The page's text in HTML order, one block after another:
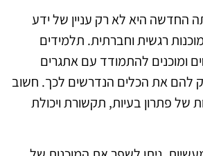
החדשה היא לא רק עניין של ידע
רגשית וחברתית. תלמידים
ומוכנים להתמודד עם אתגרים
להם את הכלים הנדרשים לכך. חשוב
של פתרון בעיות, תקשורת ויכולת